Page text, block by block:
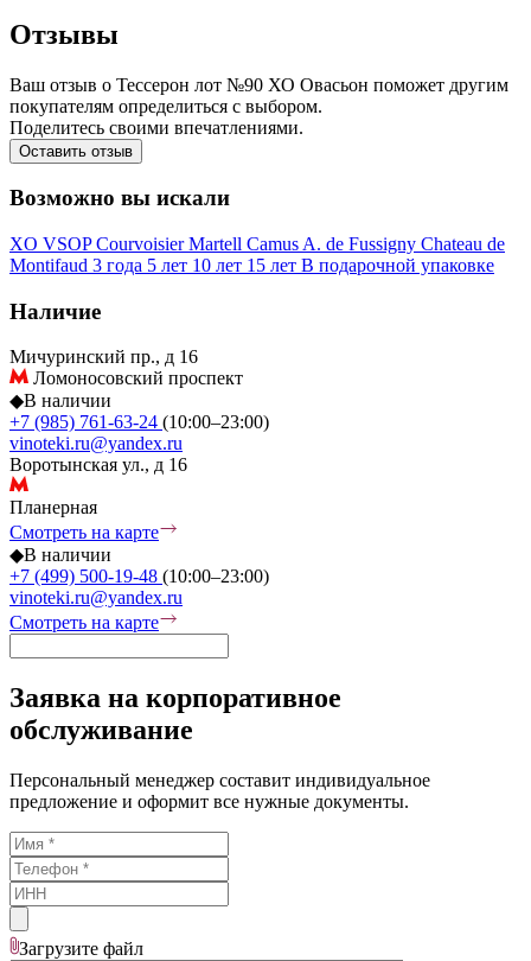
Отзывы
Ваш отзыв о Тессерон лот №90 ХО Овасьон поможет другим
покупателям определиться с выбором.
Поделитесь своими впечатлениями.
Оставить отзыв
Возможно вы искали
XO VSOPCourvoisierMartell Camus A. de Fussigny Chateau de
Montifaud 3 года 5 лет 10 лет 15 лет В подарочной упаковке
Наличие
Мичуринский пр., д 16
Ломоносовский проспект
◆В наличии
+7 (985) 761-63-24 (10:00–23:00)
vinoteki.ru@yandex.ru
Воротынская ул., д 16
Планерная
Смотреть на карте
◆В наличии
+7 (499) 500-19-48 (10:00–23:00)
vinoteki.ru@yandex.ru
Смотреть на карте
Заявка на корпоративное
обслуживание
Персональный менеджер составит индивидуальное
предложение и оформит все нужные документы.
Загрузите файл